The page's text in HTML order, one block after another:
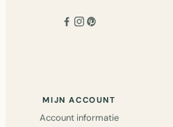
MIJN ACCOUNT
Account informatie